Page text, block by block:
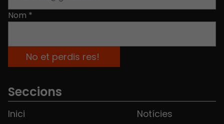
Nom *
Seccions
Inici
Notícies